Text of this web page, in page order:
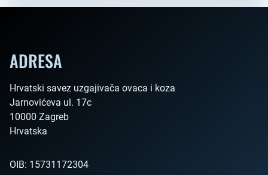
ADRESA
Hrvatski savez uzgajivača ovaca i koza
Jarnovićeva ul. 17c
10000 Zagreb
Hrvatska
OIB: 15731172304